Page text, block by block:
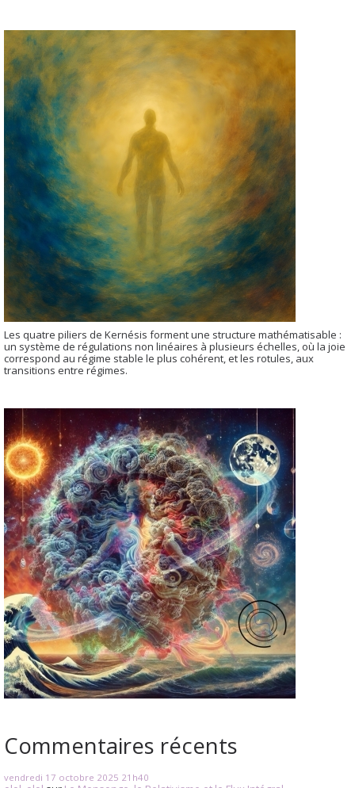
Les quatre piliers de Kernésis forment une structure mathématisable :
un système de régulations non linéaires à plusieurs échelles, où la joie
correspond au régime stable le plus cohérent, et les rotules, aux
transitions entre régimes.
Commentaires récents
vendredi 17 octobre 2025 21h40